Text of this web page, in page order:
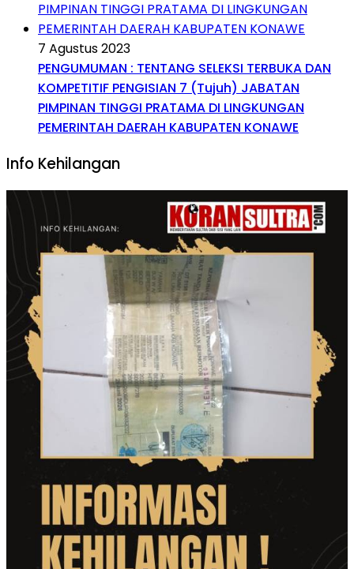
7 Agustus 2023
PENGUMUMAN : TENTANG SELEKSI TERBUKA DAN
KOMPETITIF PENGISIAN 7 (Tujuh) JABATAN
PIMPINAN TINGGI PRATAMA DI LINGKUNGAN
PEMERINTAH DAERAH KABUPATEN KONAWE
Info Kehilangan